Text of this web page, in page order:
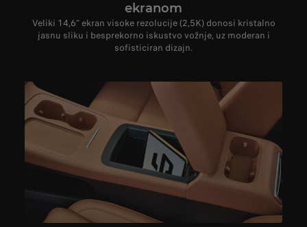
ekranom​
Veliki 14,6" ekran visoke rezolucije (2,5K) donosi kristalno
jasnu sliku i besprekorno iskustvo vožnje, uz moderan i
sofisticiran dizajn.